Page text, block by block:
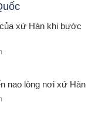
xứ Hàn khi bước
nao lòng nơi xứ Hàn